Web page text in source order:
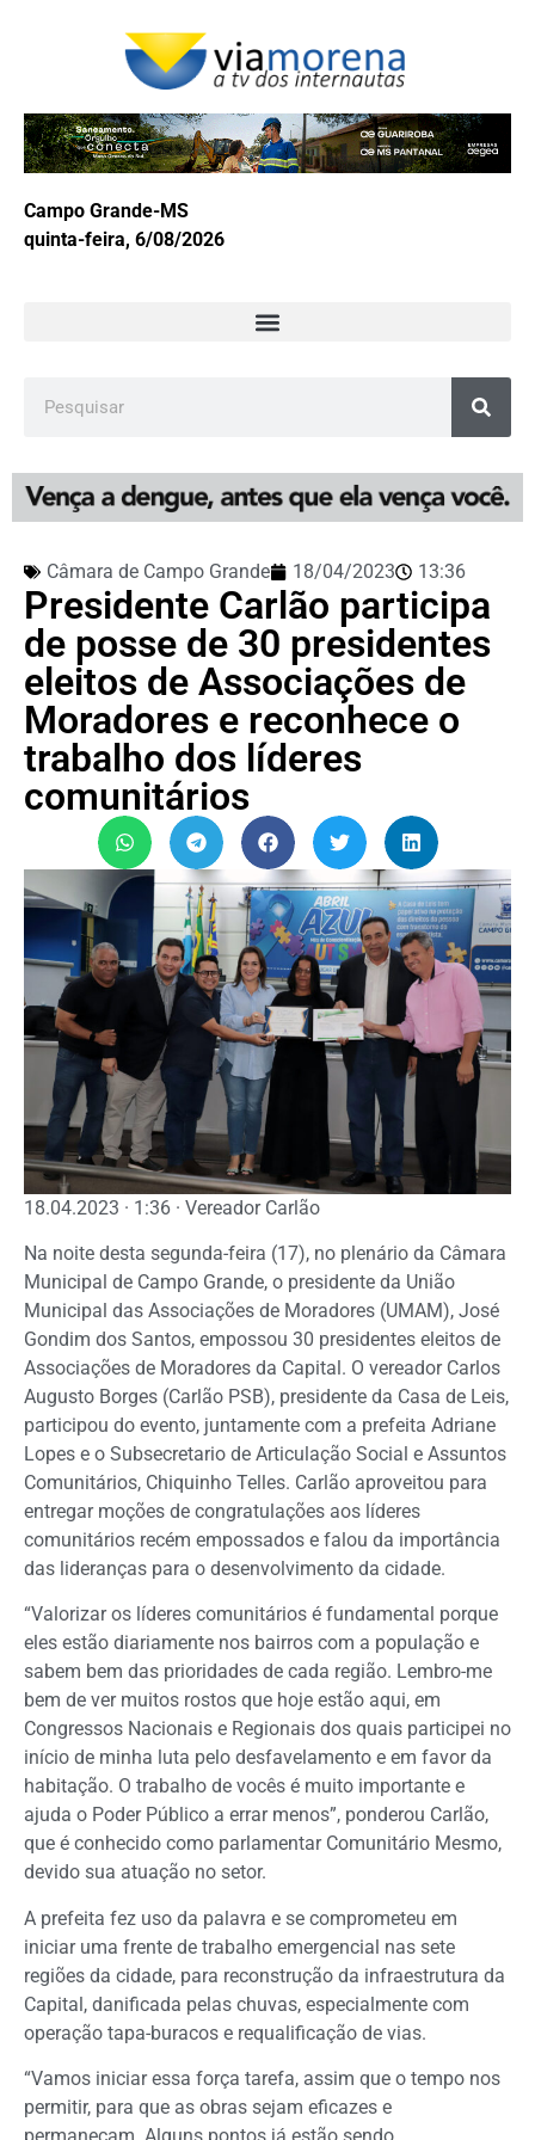
Campo Grande-MS
quinta-feira, 6/08/2026
Câmara de Campo Grande 18/04/2023 13:36
Presidente Carlão participa
de posse de 30 presidentes
eleitos de Associações de
Moradores e reconhece o
trabalho dos líderes
comunitários
18.04.2023 · 1:36 · Vereador Carlão
Na noite desta segunda-feira (17), no plenário da Câmara
Municipal de Campo Grande, o presidente da União
Municipal das Associações de Moradores (UMAM), José
Gondim dos Santos, empossou 30 presidentes eleitos de
Associações de Moradores da Capital. O vereador Carlos
Augusto Borges (Carlão PSB), presidente da Casa de Leis,
participou do evento, juntamente com a prefeita Adriane
Lopes e o Subsecretario de Articulação Social e Assuntos
Comunitários, Chiquinho Telles. Carlão aproveitou para
entregar moções de congratulações aos líderes
comunitários recém empossados e falou da importância
das lideranças para o desenvolvimento da cidade.
“Valorizar os líderes comunitários é fundamental porque
eles estão diariamente nos bairros com a população e
sabem bem das prioridades de cada região. Lembro-me
bem de ver muitos rostos que hoje estão aqui, em
Congressos Nacionais e Regionais dos quais participei no
início de minha luta pelo desfavelamento e em favor da
habitação. O trabalho de vocês é muito importante e
ajuda o Poder Público a errar menos”, ponderou Carlão,
que é conhecido como parlamentar Comunitário Mesmo,
devido sua atuação no setor.
A prefeita fez uso da palavra e se comprometeu em
iniciar uma frente de trabalho emergencial nas sete
regiões da cidade, para reconstrução da infraestrutura da
Capital, danificada pelas chuvas, especialmente com
operação tapa-buracos e requalificação de vias.
“Vamos iniciar essa força tarefa, assim que o tempo nos
permitir, para que as obras sejam eficazes e